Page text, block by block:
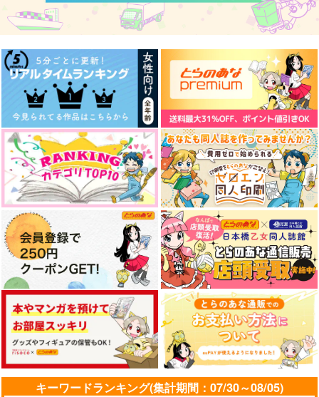
キーワードランキング(集計期間：07/30～08/05)